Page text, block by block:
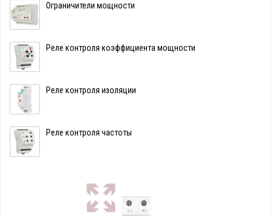
Ограничители мощности
Реле контроля коэффициента мощности
Реле контроля изоляции
Реле контроля частоты